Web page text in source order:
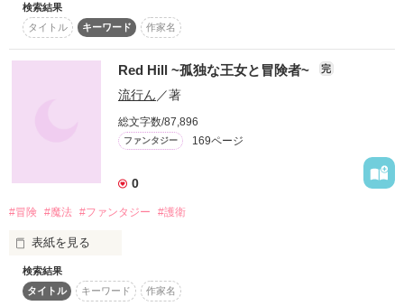
初作品です ☺
テンション高い主人公にしてみました。
良ければ感想お願いします！
旧書き直し
作品を読む
検索結果
タイトル
キーワード 作家名
Red Hill ~孤独な王女と冒険者~ 完
流行ん ／著
総文字数/87,896
ファンタジー 169ページ
0
#冒険 #魔法 #ファンタジー #護衛
表紙を見る
ここでない壮絶なるファンタジーワールド
検索結果
タイトル
キーワード 作家名